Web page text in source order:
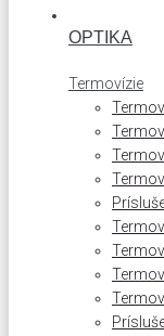
OPTIKA
Termovízie